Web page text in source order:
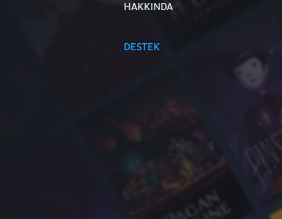
HAKKINDA
DESTEK